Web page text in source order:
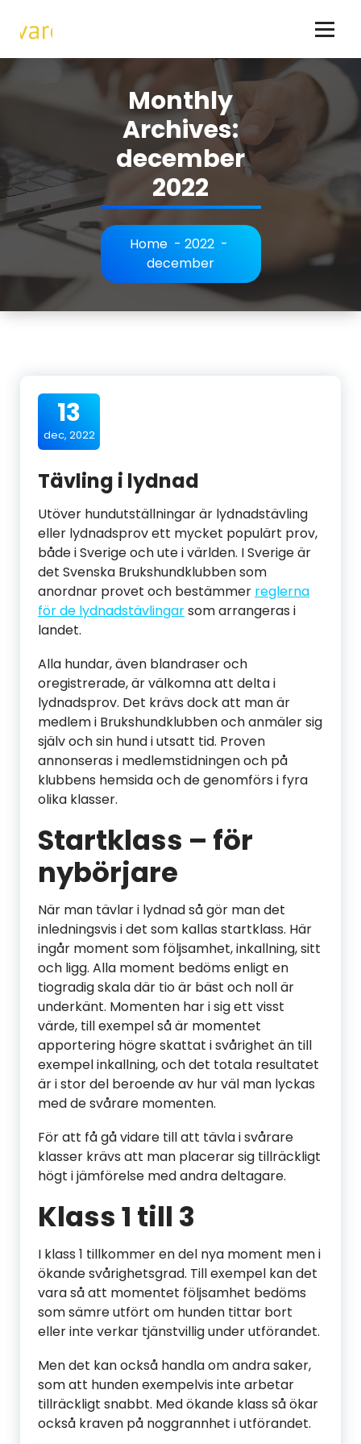
Monthly
Archives:
december
2022
Home - 2022 -
december
13
dec, 2022
Tävling i lydnad
Utöver hundutställningar är lydnadstävling
eller lydnadsprov ett mycket populärt prov,
både i Sverige och ute i världen. I Sverige är
det Svenska Brukshundklubben som
anordnar provet och bestämmer reglerna
för de lydnadstävlingarsom arrangeras i
landet.
Alla hundar, även blandraser och
oregistrerade, är välkomna att delta i
lydnadsprov. Det krävs dock att man är
medlem i Brukshundklubben och anmäler sig
själv och sin hund i utsatt tid. Proven
annonseras i medlemstidningen och på
klubbens hemsida och de genomförs i fyra
olika klasser.
Startklass – för
nybörjare
När man tävlar i lydnad så gör man det
inledningsvis i det som kallas startklass. Här
ingår moment som följsamhet, inkallning, sitt
och ligg. Alla moment bedöms enligt en
tiogradig skala där tio är bäst och noll är
underkänt. Momenten har i sig ett visst
värde, till exempel så är momentet
apportering högre skattat i svårighet än till
exempel inkallning, och det totala resultatet
är i stor del beroende av hur väl man lyckas
med de svårare momenten.
För att få gå vidare till att tävla i svårare
klasser krävs att man placerar sig tillräckligt
högt i jämförelse med andra deltagare.
Klass 1 till 3
I klass 1 tillkommer en del nya moment men i
ökande svårighetsgrad. Till exempel kan det
vara så att momentet följsamhet bedöms
som sämre utfört om hunden tittar bort
eller inte verkar tjänstvillig under utförandet.
Men det kan också handla om andra saker,
som att hunden exempelvis inte arbetar
tillräckligt snabbt. Med ökande klass så ökar
också kraven på noggrannhet i utförandet.